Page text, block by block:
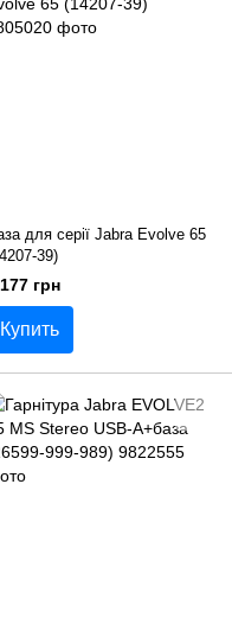
для серії Jabra Evolve 65
39)
грн
Купить